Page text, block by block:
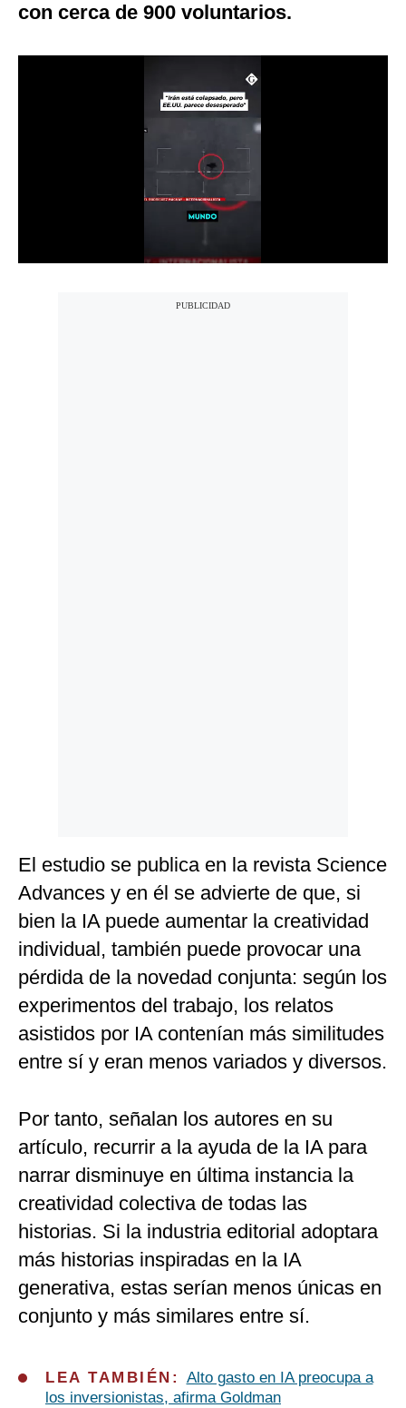
con cerca de 900 voluntarios.
El estudio se publica en la revista Science
Advances y en él se advierte de que, si
bien la IA puede aumentar la creatividad
individual, también puede provocar una
pérdida de la novedad conjunta: según los
experimentos del trabajo, los relatos
asistidos por IA contenían más similitudes
entre sí y eran menos variados y diversos.
Por tanto, señalan los autores en su
artículo, recurrir a la ayuda de la IA para
narrar disminuye en última instancia la
creatividad colectiva de todas las
historias. Si la industria editorial adoptara
más historias inspiradas en la IA
generativa, estas serían menos únicas en
conjunto y más similares entre sí.
LEA TAMBIÉN: Alto gasto en IA preocupa a
los inversionistas, afirma Goldman